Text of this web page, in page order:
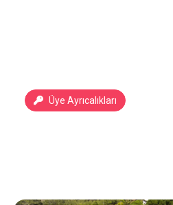
Üye Ayrıcalıkları